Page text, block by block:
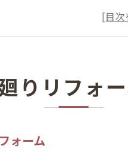
ネルギー効率を向上させる
りの防寒対策で冬の光熱
間の暖かさを実現するメ
群の水廻り設備が札幌市
市で人気の耐寒性高い水
りリフォ
ォーム